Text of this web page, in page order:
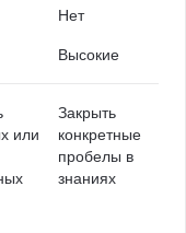
Нет
Высокие
или
Закрыть
конкретные
пробелы в
знаниях